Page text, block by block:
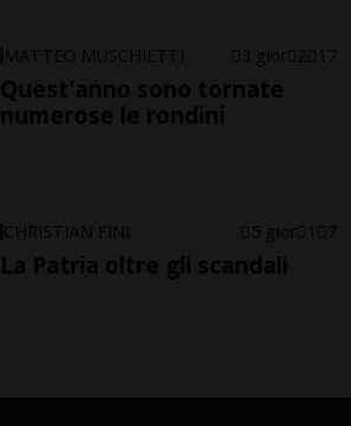
MATTEO MUSCHIETTI 3 gior 2 17
Quest'anno sono tornate
numerose le rondini
CHRISTIAN FINI 5 gior 1 7
La Patria oltre gli scandali